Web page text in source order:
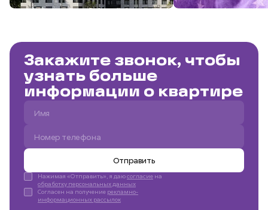
Закажите звонок, чтобы
узнать больше
информации о квартире
Отправить
Нажимая «Отправить», я даюсогласие на
обработку персональных данных
Согласен на получение рекламно-
информационных рассылок